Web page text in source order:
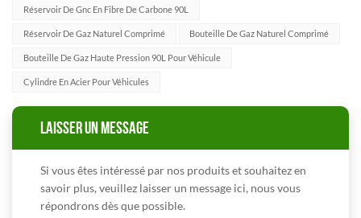
Réservoir De Gnc En Fibre De Carbone 90L
Réservoir De Gaz Naturel Comprimé Bouteille De Gaz Naturel Comprimé
Bouteille De Gaz Haute Pression 90L Pour Véhicule
Cylindre En Acier Pour Véhicules
LAISSER UN MESSAGE
Si vous êtes intéressé par nos produits et souhaitez en
savoir plus, veuillez laisser un message ici, nous vous
répondrons dès que possible.